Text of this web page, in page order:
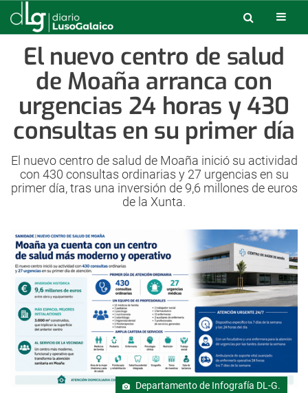
El nuevo centro de salud
de Moaña arranca con
urgencias 24 horas y 430
consultas en su primer día
El nuevo centro de salud de Moaña inició su actividad
con 430 consultas ordinarias y 27 urgencias en su
primer día, tras una inversión de 9,6 millones de euros
de la Xunta.
Departamento de Infografía DL-G.